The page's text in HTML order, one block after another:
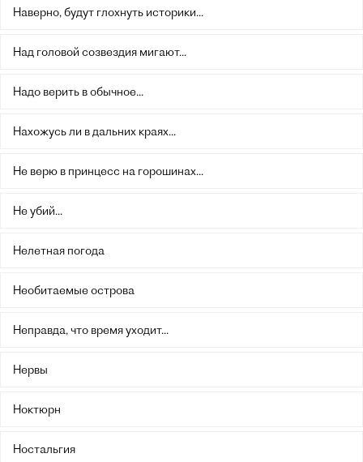
Наверно, будут глохнуть историки...
Над головой созвездия мигают...
Надо верить в обычное...
Нахожусь ли в дальних краях...
Не верю в принцесс на горошинах...
Не убий...
Нелетная погода
Необитаемые острова
Неправда, что время уходит...
Нервы
Ноктюрн
Ностальгия